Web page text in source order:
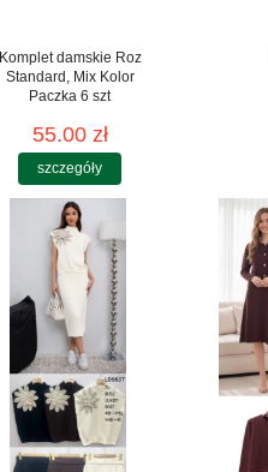
Komplet damskie Roz
Standard, Mix Kolor
Paczka 6 szt
55.00 zł
szczegóły